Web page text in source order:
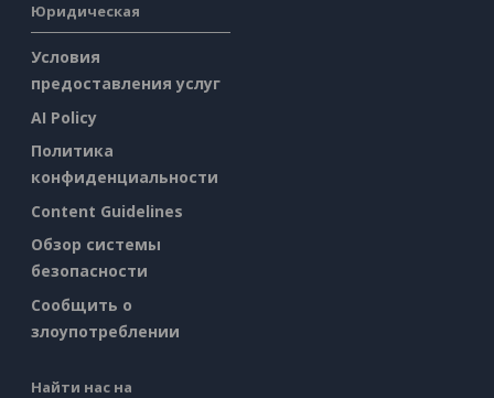
Юридическая
Условия
предоставления услуг
AI Policy
Политика
конфиденциальности
Content Guidelines
Обзор системы
безопасности
Сообщить о
злоупотреблении
Найти нас на